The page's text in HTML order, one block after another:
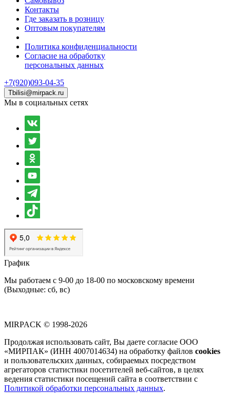
Контакты
Где заказать в розницу
Оптовым покупателям
Политика конфиденциальности
Согласие на обработку
персональных данных
+7(920)093-04-35
Tbilisi@mirpack.ru
Мы в социальных сетях
График
Мы работаем с 9-00 до 18-00 по московскому времени
(Выходные: сб, вс)
MIRPACK © 1998-2026
Продолжая использовать сайт, Вы даете согласие ООО
«МИРПАК» (ИНН 4007014634) на обработку файлов cookies
и пользовательских данных, собираемых посредством
агрегаторов статистики посетителей веб-сайтов, в целях
ведения статистики посещений сайта в соответствии с
Политикой обработки персональных данных.